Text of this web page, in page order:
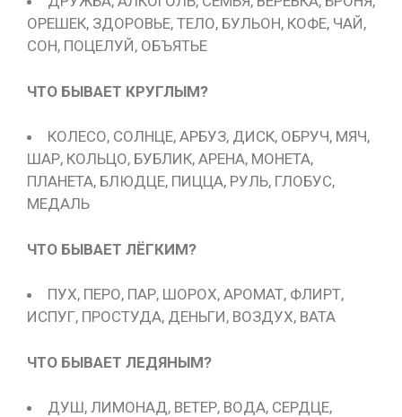
ОРЕШЕК, ЗДОРОВЬЕ, ТЕЛО, БУЛЬОН, КОФЕ, ЧАЙ,
СОН, ПОЦЕЛУЙ, ОБЪЯТЬЕ
ЧТО БЫВАЕТ КРУГЛЫМ?
КОЛЕСО, СОЛНЦЕ, АРБУЗ, ДИСК, ОБРУЧ, МЯЧ,
ШАР, КОЛЬЦО, БУБЛИК, АРЕНА, МОНЕТА,
ПЛАНЕТА, БЛЮДЦЕ, ПИЦЦА, РУЛЬ, ГЛОБУС,
МЕДАЛЬ
ЧТО БЫВАЕТ ЛЁГКИМ?
ПУХ, ПЕРО, ПАР, ШОРОХ, АРОМАТ, ФЛИРТ,
ИСПУГ, ПРОСТУДА, ДЕНЬГИ, ВОЗДУХ, ВАТА
ЧТО БЫВАЕТ ЛЕДЯНЫМ?
ДУШ, ЛИМОНАД, ВЕТЕР, ВОДА, СЕРДЦЕ,